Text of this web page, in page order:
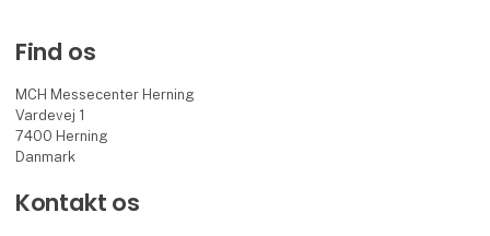
Find os
MCH Messecenter Herning
Vardevej 1
7400 Herning
Danmark
Kontakt os